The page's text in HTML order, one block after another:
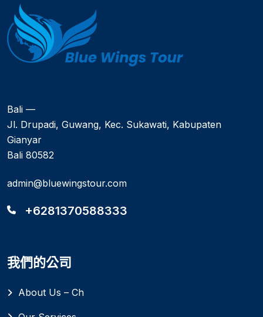
Bali —
Jl. Drupadi, Guwang, Kec. Sukawati, Kabupaten
Gianyar
Bali 80582
admin@bluewingstour.com
+6281370588333
我們的公司
About Us – Ch